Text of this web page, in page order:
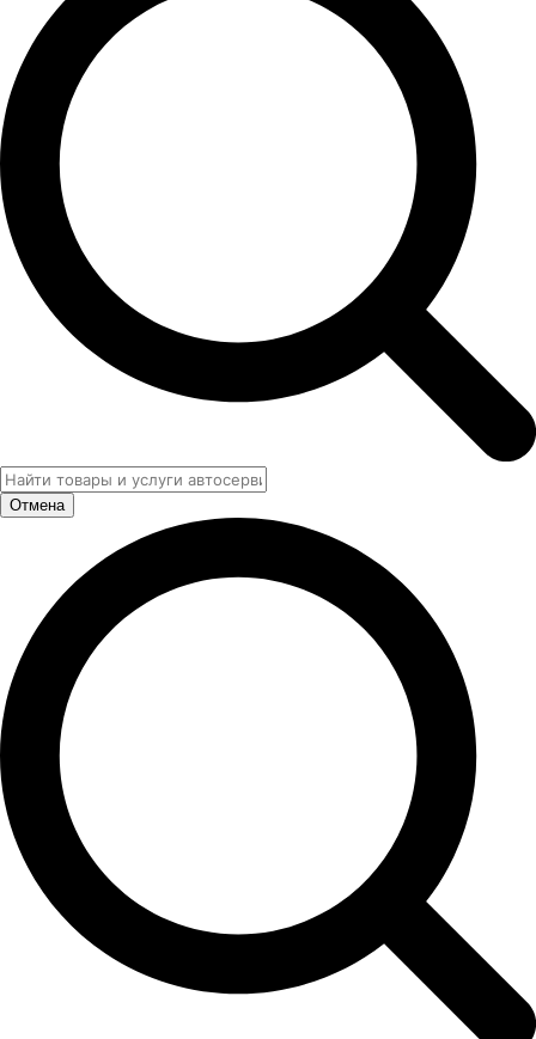
Отмена